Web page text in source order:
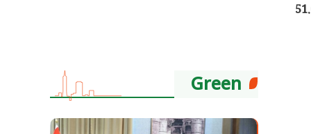
اليوم الجمعة 31 يوليو 2026، فى بنك مصر 51.08
Green